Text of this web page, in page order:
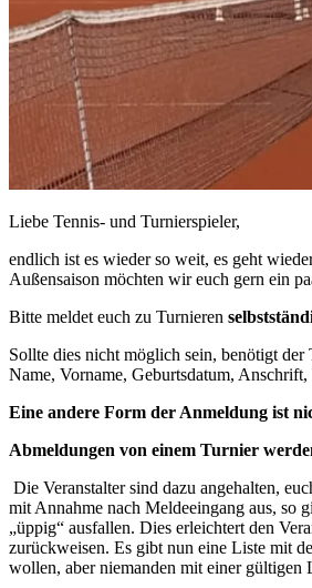
Liebe Tennis- und Turnierspieler,
endlich ist es wieder so weit, es geht
Außensaison möchten wir euch gern ein
Bitte meldet euch zu Turnieren
Sollte dies nicht möglich sein, benötigt
Name, Vorname, Geburtsdatum,
Eine andere Form der Anmeldung ist
Abmeldungen von einem Turnier
Die Veranstalter sind dazu angehalten,
mit Annahme nach Meldeeingang aus, so
„üppig“ ausfallen. Dies erleichtert den
zurückweisen. Es gibt nun eine Liste mit
wollen, aber niemanden mit einer gültigen